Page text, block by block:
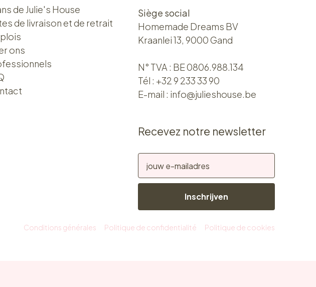
de Julie's House
de livraison et de retrait
ons​​
Siège social
Homemade Dreams BV
Kraanlei 13, 9000 Gand
N° TVA : BE 0806.988.134
Tél : +32 9 233 33 90
E-mail : info@julieshouse.be
Recevez notre newsletter
Inschrijven
Conditions générales Politique de confidentialité Politique de cookies